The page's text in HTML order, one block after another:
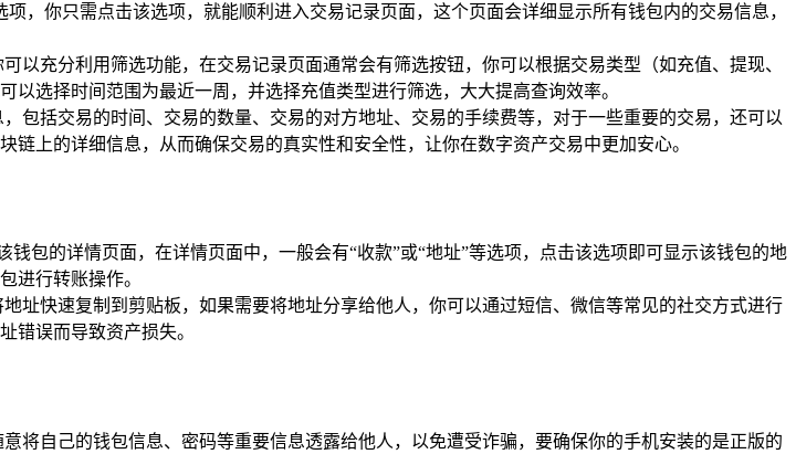
，你只需点击该选项，就能顺利进入交易记录页面，这个页面会详细显示所有钱包内的交易信息，
以充分利用筛选功能，在交易记录页面通常会有筛选按钮，你可以根据交易类型（如充值、提现、
选择时间范围为最近一周，并选择充值类型进行筛选，大大提高查询效率。
包括交易的时间、交易的数量、交易的对方地址、交易的手续费等，对于一些重要的交易，还可以
上的详细信息，从而确保交易的真实性和安全性，让你在数字资产交易中更加安心。
包的详情页面，在详情页面中，一般会有“收款”或“地址”等选项，点击该选项即可显示该钱包的地
进行转账操作。
址快速复制到剪贴板，如果需要将地址分享给他人，你可以通过短信、微信等常见的社交方式进行
错误而导致资产损失。
将自己的钱包信息、密码等重要信息透露给他人，以免遭受诈骗，要确保你的手机安装的是正版的